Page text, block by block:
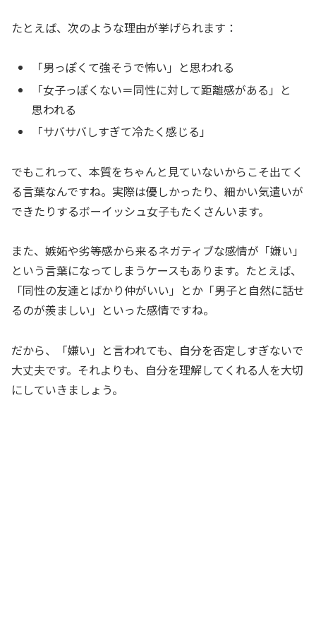
たとえば、次のような理由が挙げられます：
「男っぽくて強そうで怖い」と思われる
「女子っぽくない＝同性に対して距離感がある」と
思われる
「サバサバしすぎて冷たく感じる」
でもこれって、本質をちゃんと見ていないからこそ出てく
る言葉なんですね。実際は優しかったり、細かい気遣いが
できたりするボーイッシュ女子もたくさんいます。
また、嫉妬や劣等感から来るネガティブな感情が「嫌い」
という言葉になってしまうケースもあります。たとえば、
「同性の友達とばかり仲がいい」とか「男子と自然に話せ
るのが羨ましい」といった感情ですね。
だから、「嫌い」と言われても、自分を否定しすぎないで
大丈夫です。それよりも、自分を理解してくれる人を大切
にしていきましょう。